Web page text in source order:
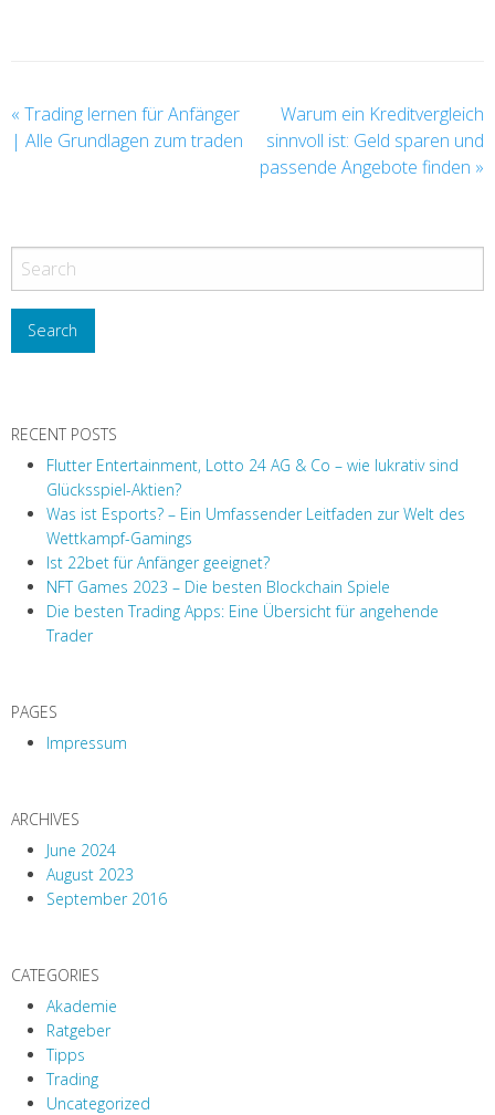
« Trading lernen für Anfänger
| Alle Grundlagen zum traden
Warum ein Kreditvergleich
sinnvoll ist: Geld sparen und
passende Angebote finden »
RECENT POSTS
Flutter Entertainment, Lotto 24 AG & Co – wie lukrativ sind
Glücksspiel-Aktien?
Was ist Esports? – Ein Umfassender Leitfaden zur Welt des
Wettkampf-Gamings
Ist 22bet für Anfänger geeignet?
NFT Games 2023 – Die besten Blockchain Spiele
Die besten Trading Apps: Eine Übersicht für angehende
Trader
PAGES
Impressum
ARCHIVES
June 2024
August 2023
September 2016
CATEGORIES
Akademie
Ratgeber
Tipps
Trading
Uncategorized